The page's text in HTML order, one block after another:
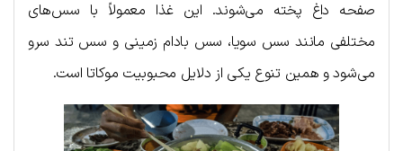
صفحه داغ پخته می‌شوند. این غذا معمولاً با سس‌های
مختلفی مانند سس سویا، سس بادام زمینی و سس تند سرو
می‌شود و همین تنوع یکی از دلایل محبوبیت موکاتا است.